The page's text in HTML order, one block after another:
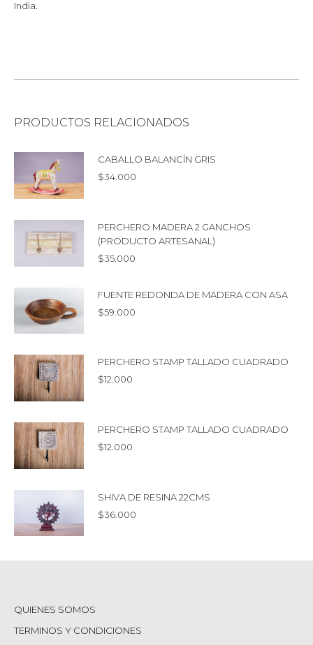
India.
PRODUCTOS RELACIONADOS
CABALLO BALANCÍN GRIS
$34.000
PERCHERO MADERA 2 GANCHOS
(PRODUCTO ARTESANAL)
$35.000
FUENTE REDONDA DE MADERA CON ASA
$59.000
PERCHERO STAMP TALLADO CUADRADO
$12.000
PERCHERO STAMP TALLADO CUADRADO
$12.000
SHIVA DE RESINA 22CMS
$36.000
QUIENES SOMOS
TERMINOS Y CONDICIONES